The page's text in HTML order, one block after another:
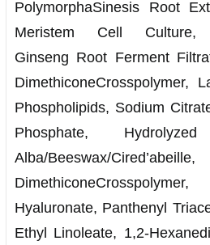
PolymorphaSinesis Root
Meristem Cell Culture,
Ginseng Root Ferment
DimethiconeCrosspolymer,
Phospholipids, Sodium
Phosphate,
Alba/Beeswax/
Hyaluronate, Panthenyl
Ethyl Linoleate, 1,2-